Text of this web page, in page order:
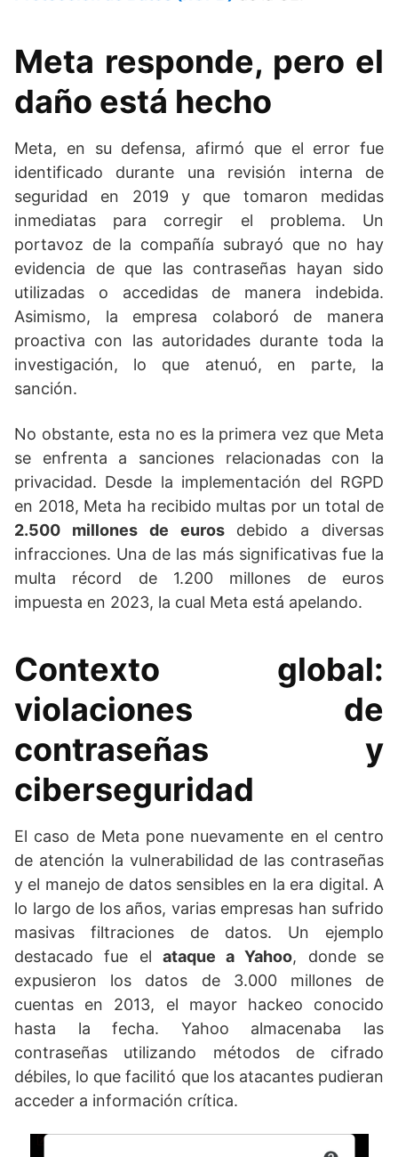
Meta responde, pero el
daño está hecho
Meta, en su defensa, afirmó que el error fue
identificado durante una revisión interna de
seguridad en 2019 y que tomaron medidas
inmediatas para corregir el problema. Un
portavoz de la compañía subrayó que no hay
evidencia de que las contraseñas hayan sido
utilizadas o accedidas de manera indebida.
Asimismo, la empresa colaboró de manera
proactiva con las autoridades durante toda la
investigación, lo que atenuó, en parte, la
sanción.
No obstante, esta no es la primera vez que Meta
se enfrenta a sanciones relacionadas con la
privacidad. Desde la implementación del RGPD
en 2018, Meta ha recibido multas por un total de
2.500 millones de eurosdebido a diversas
infracciones. Una de las más significativas fue la
multa récord de 1.200 millones de euros
impuesta en 2023, la cual Meta está apelando.
Contexto global:
violaciones de
contraseñas y
ciberseguridad
El caso de Meta pone nuevamente en el centro
de atención la vulnerabilidad de las contraseñas
y el manejo de datos sensibles en la era digital. A
lo largo de los años, varias empresas han sufrido
masivas filtraciones de datos. Un ejemplo
destacado fue el ataque a Yahoo, donde se
expusieron los datos de 3.000 millones de
cuentas en 2013, el mayor hackeo conocido
hasta la fecha. Yahoo almacenaba las
contraseñas utilizando métodos de cifrado
débiles, lo que facilitó que los atacantes pudieran
acceder a información crítica.